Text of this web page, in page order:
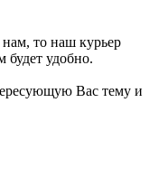
нам, то наш курьер
будет удобно.
Вас тему и